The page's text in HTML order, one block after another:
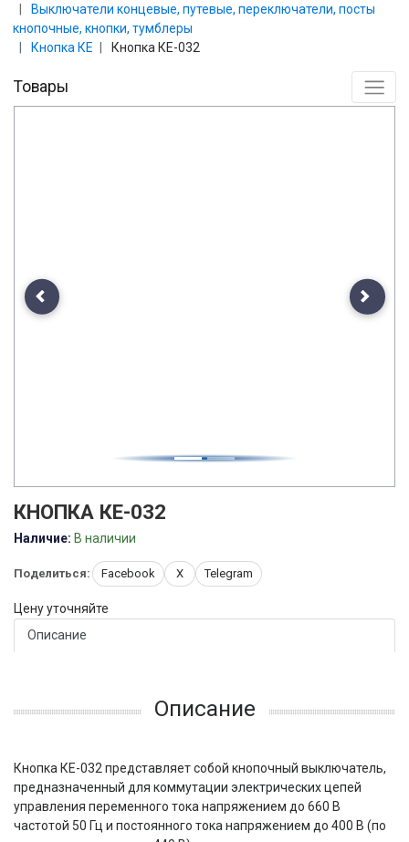
Выключатели концевые, путевые, переключатели, посты
кнопочные, кнопки, тумблеры
Кнопка КЕ
Кнопка КЕ-032
Товары
Previous Next
КНОПКА КЕ-032
Наличие: В наличии
Поделиться: Facebook X Telegram
Цену уточняйте
Описание
Описание
Кнопка КЕ-032 представляет собой кнопочный выключатель,
предназначенный для коммутации электрических цепей
управления переменного тока напряжением до 660 В
частотой 50 Гц и постоянного тока напряжением до 400 В (по